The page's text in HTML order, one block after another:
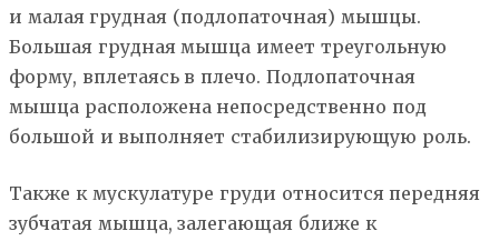
и малая грудная (подлопаточная) мышцы.
Большая грудная мышца имеет треугольную
форму, вплетаясь в плечо. Подлопаточная
мышца расположена непосредственно под
большой и выполняет стабилизирующую роль.
Также к мускулатуре груди относится передняя
зубчатая мышца, залегающая ближе к